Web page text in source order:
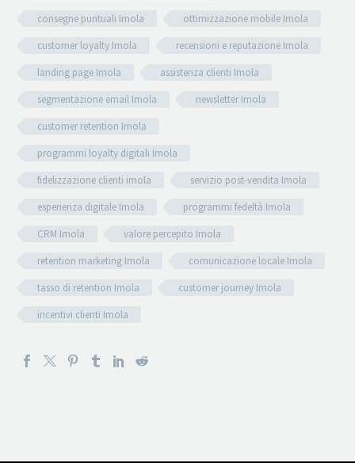
consegne puntuali Imola
ottimizzazione mobile Imola
customer loyalty Imola
recensioni e reputazione Imola
landing page Imola
assistenza clienti Imola
segmentazione email Imola
newsletter Imola
customer retention Imola
programmi loyalty digitali Imola
fidelizzazione clienti imola
servizio post-vendita Imola
esperienza digitale Imola
programmi fedeltà Imola
CRM Imola
valore percepito Imola
retention marketing Imola
comunicazione locale Imola
tasso di retention Imola
customer journey Imola
incentivi clienti Imola